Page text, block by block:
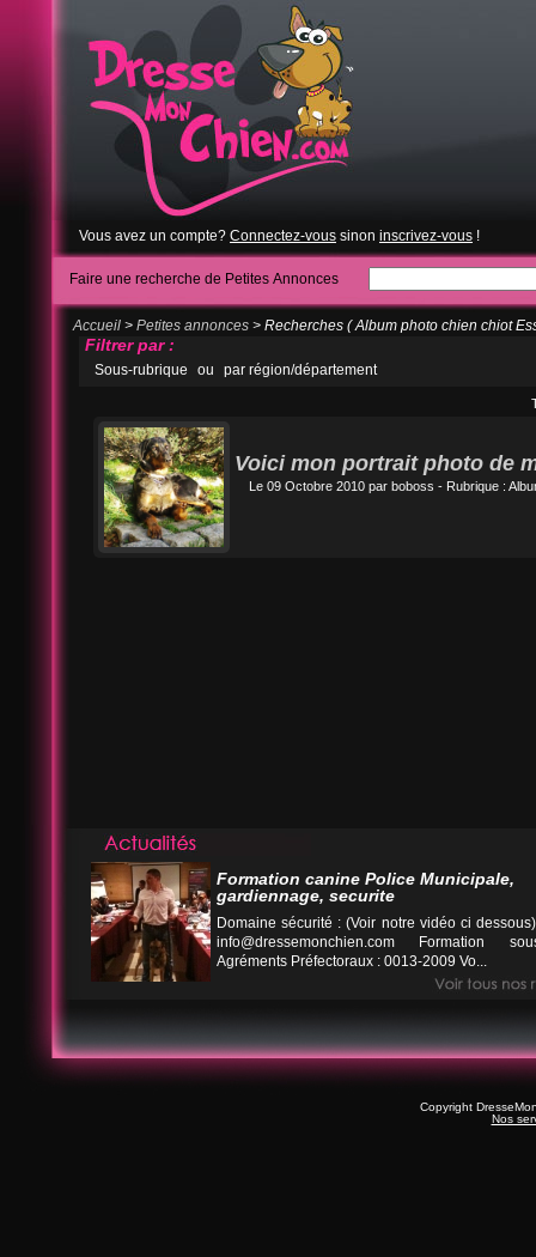
Vous avez un compte? Connectez-vous sinon inscrivez-vous !
Faire une recherche de Petites Annonces
Accueil > Petites annonces > Recherches ( Album photo chien chiot
Filtrer par :
Sous-rubrique ou par région/département
Voici mon portrait photo de
Le 09 Octobre 2010 par boboss - Rubrique :
Formation canine Police Municipale,
gardiennage, securite
Domaine sécurité : (Voir notre vidéo ci
info@dressemonchien.com Formation
Agréments Préfectoraux : 0013-2009 Vo...
Copyright
Nos